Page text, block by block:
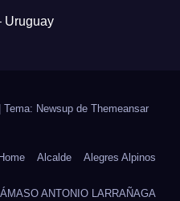
Uruguay
Tema: Newsup de Themeansar
Home Alcalde Alegres Alpinos
ANTONIO LARRAÑAGA